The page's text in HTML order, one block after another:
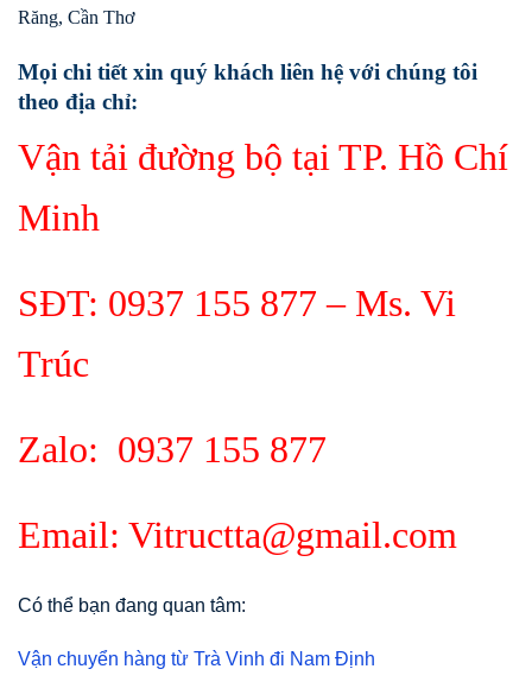
Răng, Cần Thơ
Mọi chi tiết xin quý khách liên hệ với chúng tôi
theo địa chỉ:
Vận tải đường bộ tại TP. Hồ Chí
Minh
SĐT: 0937 155 877 – Ms. Vi
Trúc
Zalo: 0937 155 877
Email: Vitructta@gmail.com
Có thể bạn đang quan tâm:
Vận chuyển hàng từ Trà Vinh đi Nam Định